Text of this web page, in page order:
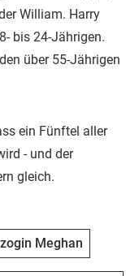
William. Harry
bis 24-Jährigen.
über 55-Jährigen
ein Fünftel aller
- und der
gleich.
Meghan